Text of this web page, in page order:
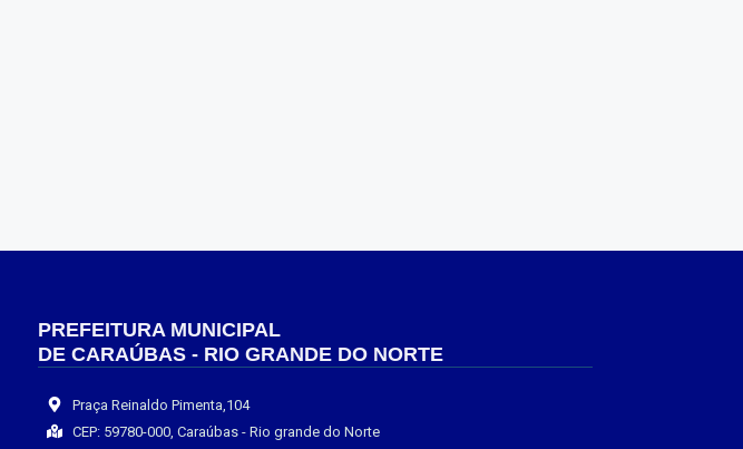
PREFEITURA MUNICIPAL
DE CARAÚBAS - RIO GRANDE DO NORTE
Praça Reinaldo Pimenta,104
CEP: 59780-000, Caraúbas - Rio grande do Norte